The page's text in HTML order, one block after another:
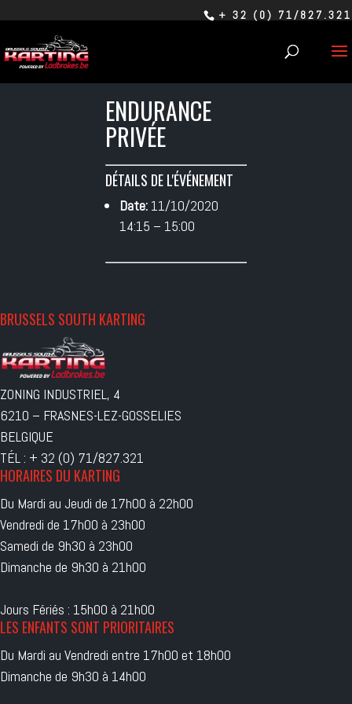
+ 32 (0) 71/827.321
ENDURANCE
PRIVÉE
DÉTAILS DE L'ÉVÉNEMENT
Date: 11/10/2020
14:15 – 15:00
BRUSSELS SOUTH KARTING
ZONING INDUSTRIEL, 4
6210 – FRASNES-LEZ-GOSSELIES
BELGIQUE
TÉL : + 32 (0) 71/827.321
HORAIRES DU KARTING
Du Mardi au Jeudi de 17h00 à 22h00
Vendredi de 17h00 à 23h00
Samedi de 9h30 à 23h00
Dimanche de 9h30 à 21h00
Jours Fériés : 15h00 à 21h00
LES ENFANTS SONT PRIORITAIRES
Du Mardi au Vendredi entre 17h00 et 18h00
Dimanche de 9h30 à 14h00